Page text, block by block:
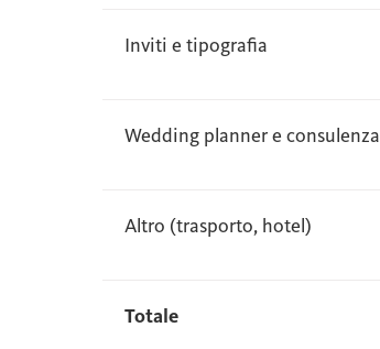
Inviti e tipografia
Wedding planner e consulenza
Altro (trasporto, hotel)
Totale